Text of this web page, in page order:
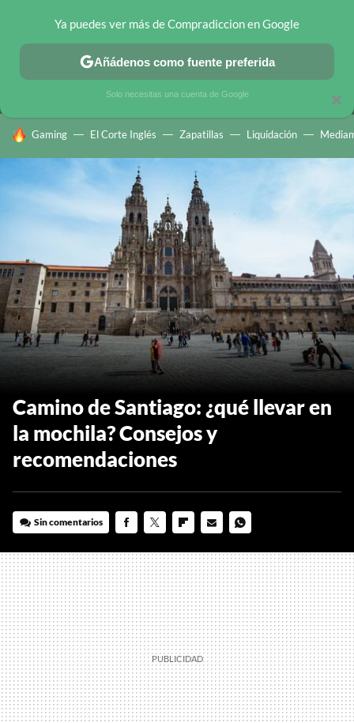
MENÚ NUEVO
CHOLLOS TELEGRAM OFERTAS EN MÓVILES
HOY SE HABLA DE
Gaming El Corte Inglés Zapatillas Liquidación
Camino de Santiago: ¿qué llevar en
la mochila? Consejos y
recomendaciones
Sin comentarios
MAIL
×
Ya puedes ver más de Compradiccion en Google
Añádenos como fuente preferida
Solo necesitas una cuenta de Google